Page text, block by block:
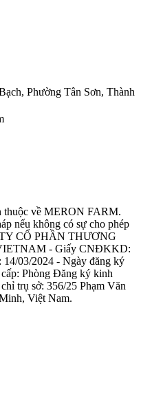
Phường Tân Sơn, Thành
về MERON FARM.
nếu không có sự cho phép
TY CỔ PHẦN THƯƠNG
- Giấy CNĐKKD:
14/03/2024 - Ngày đăng ký
Phòng Đăng ký kinh
trụ sở: 356/25 Phạm Văn
Việt Nam.